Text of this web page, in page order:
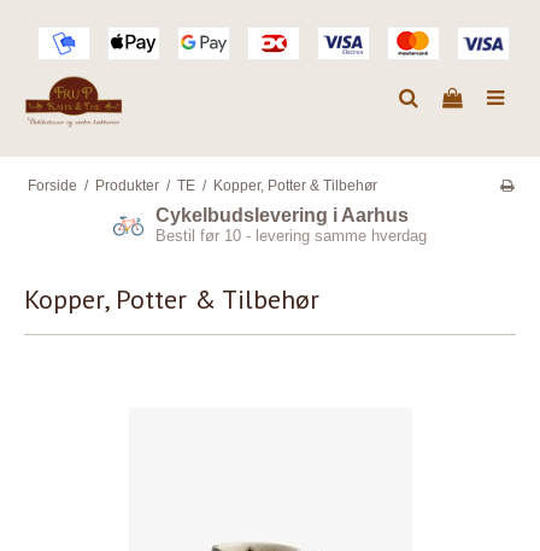
Forside / Produkter / TE / Kopper, Potter & Tilbehør
Cykelbudslevering i Aarhus
Bestil før 10 - levering samme hverdag
Kopper, Potter & Tilbehør